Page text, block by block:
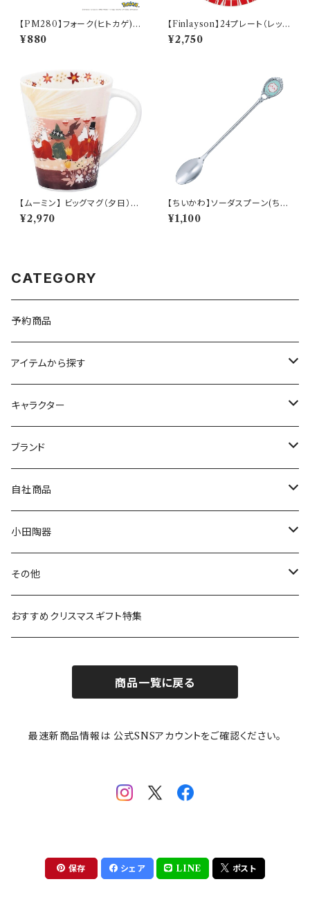
【PM280】フォーク(ヒトカゲ)
【Daily Sketch】PM282-851
¥880
【Finlayson】24プレート（レッ
ド）【コロナ】
¥2,750
【ムーミン】 ビッグマグ（夕日）
【MM3200】
¥2,970
【ちいかわ】ソーダスプーン(ちい
かわ)【CKW40】CKW41-850
¥1,100
CATEGORY
予約商品
アイテムから探す
九谷焼
マグ＆カップ
プレート
ボウル
ガラスウェア
カトラリー
キャラクター
ムーミン
80th記念アイテム
リトルミイの日記念アイテム
MOOMIN ANIMATION
スヌーピー
ピーターラビット
ポケットモンスター
mofusand（モフサンド）
mofsand×日比谷花壇
ちびまる子ちゃんandクレヨンしんちゃん
ブランド
LA AMYS(エミーズ)
LISA LARSON(リサラーソン)
LAURA ASHLEY(ローラ アシュレイ)
Finlayson(フィンレイソン)
HANAE MORI(ハナエモリ)
THE BEATLES(ザ・ビートルズ)
【山加商店×yaeko】migratory bird
自社商品
ねこ企画
Cecera(セセラ)
CELEC(セレック)
隅切り重箱
HAPPY DINING(ハッピーダイニング)
小田陶器
さざなみ
吉祥
メイメイウェア
SoSo(ソソ）
その他
リサイクル食器
おすすめクリスマスギフト特集
商品一覧に戻る
最速新商品情報は 公式SNSアカウントをご確認ください。
保存 シェア LINE ポスト